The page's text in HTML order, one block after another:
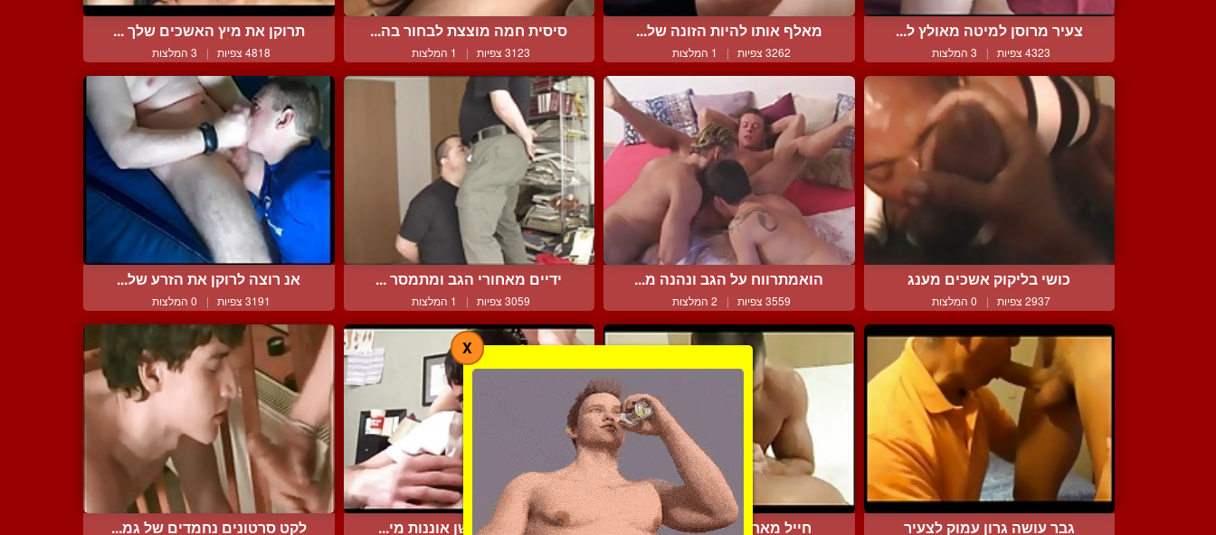
צעיר מרוסן למיטה מאולץ ל...
4323 צפיות | 3 המלצות
מאלף אותו להיות הזונה של...
3262 צפיות | 1 המלצות
סיסית חמה מוצצת לבחור בה...
3123 צפיות | 1 המלצות
תרוקן את מיץ האשכים שלך ...
4818 צפיות | 3 המלצות
כושי בליקוק אשכים מענג
2937 צפיות | 0 המלצות
הואמתרווח על הגב ונהנה מ...
3559 צפיות | 2 המלצות
ידיים מאחורי הגב ומתמסר ...
3059 צפיות | 1 המלצות
אנ רוצה לרוקן את הזרע של...
3191 צפיות | 0 המלצות
גבר עושה גרון עמוק לצעיר חייל מארינס באקשן לוהט בחור מעביר סשן אוננות מי... לקט סרטונים נחמדים של גמ...
X